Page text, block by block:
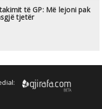
të GP: Më lejoni pak
tjetër